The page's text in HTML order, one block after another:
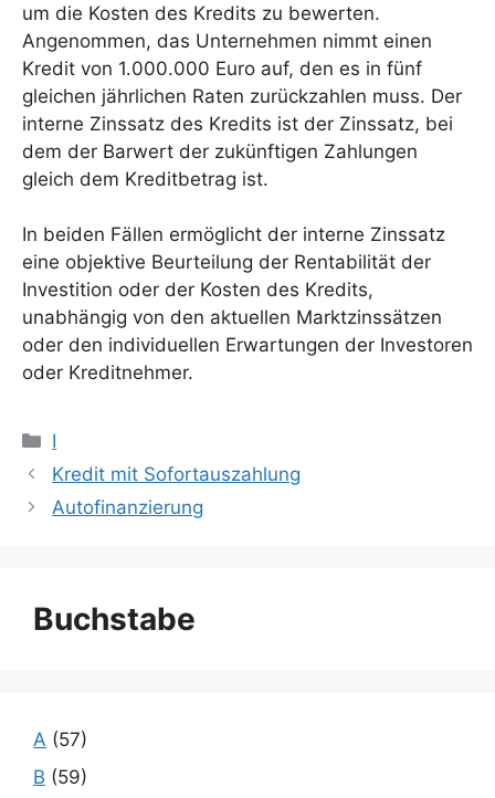
um die Kosten des Kredits zu bewerten.
Angenommen, das Unternehmen nimmt einen
Kredit von 1.000.000 Euro auf, den es in fünf
gleichen jährlichen Raten zurückzahlen muss. Der
interne Zinssatz des Kredits ist der Zinssatz, bei
dem der Barwert der zukünftigen Zahlungen
gleich dem Kreditbetrag ist.
In beiden Fällen ermöglicht der interne Zinssatz
eine objektive Beurteilung der Rentabilität der
Investition oder der Kosten des Kredits,
unabhängig von den aktuellen Marktzinssätzen
oder den individuellen Erwartungen der Investoren
oder Kreditnehmer.
Kategorien
I
Kredit mit Sofortauszahlung
Autofinanzierung
Buchstabe
A (57)
B (59)